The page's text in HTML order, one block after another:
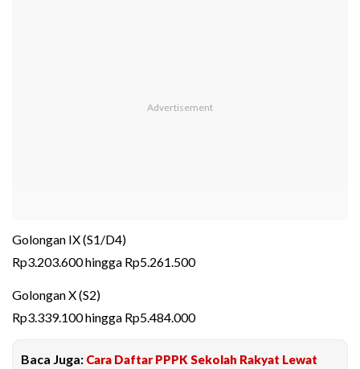
Golongan IX (S1/D4)
Rp3.203.600 hingga Rp5.261.500
Golongan X (S2)
Rp3.339.100 hingga Rp5.484.000
Baca Juga: Cara Daftar PPPK Sekolah Rakyat Lewat